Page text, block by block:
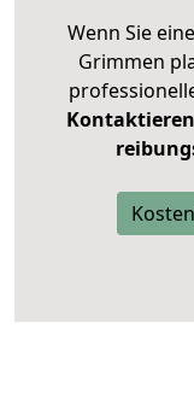
Wenn Sie
Grimmen